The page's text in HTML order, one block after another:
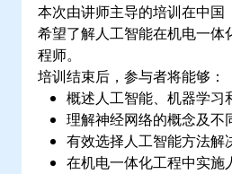
本次由讲师主导的培训在中国
希望了解人工智能在机电一体
程师。
培训结束后，参与者将能够：
概述人工智能、机器学习
理解神经网络的概念及不
有效选择人工智能方法解
在机电一体化工程中实施